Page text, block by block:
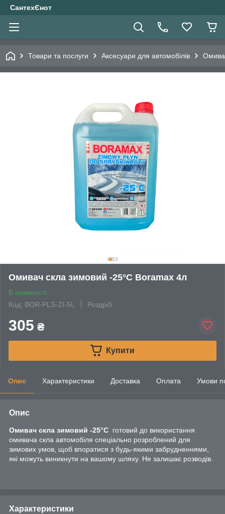
СантехЄнот
Товари та послуги Аксесуари для автомобілів
Омивач скла зимовий -25°C Boramax 4л
В наявності
Код: BOR-PLS-ZI-5L
Роздріб
305 ₴
Купити
Опис Характеристики Доставка Оплата Умови
Опис
Омивач скла зимовий -25°C готовий до використання
омивача скла автомобіля спеціально розроблений для
зимових умов, щоб впоратися з будь-якими забрудненнями,
які можуть виникнути на вашому шляху. Не залишає розводів.
Характеристики